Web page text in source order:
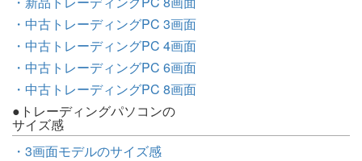
・中古トレーディングPC 3画面
・中古トレーディングPC 4画面
・中古トレーディングPC 6画面
・中古トレーディングPC 8画面
●トレーディングパソコンの
サイズ感
・3画面モデルのサイズ感